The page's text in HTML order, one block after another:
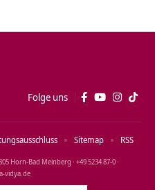
Folge uns
Horn‑Bad Meinberg · +49 5234 87‑0 ·
Sitemap RSS